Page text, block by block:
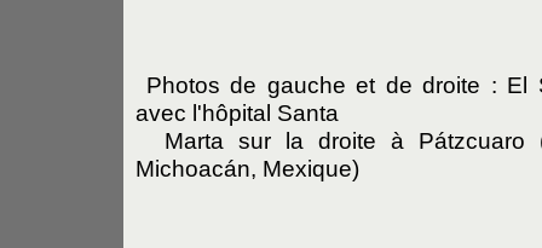
Photos de gauche et de droite : El
avec l'hôpital Santa
Marta sur la droite à Pátzcuaro
Michoacán, Mexique)